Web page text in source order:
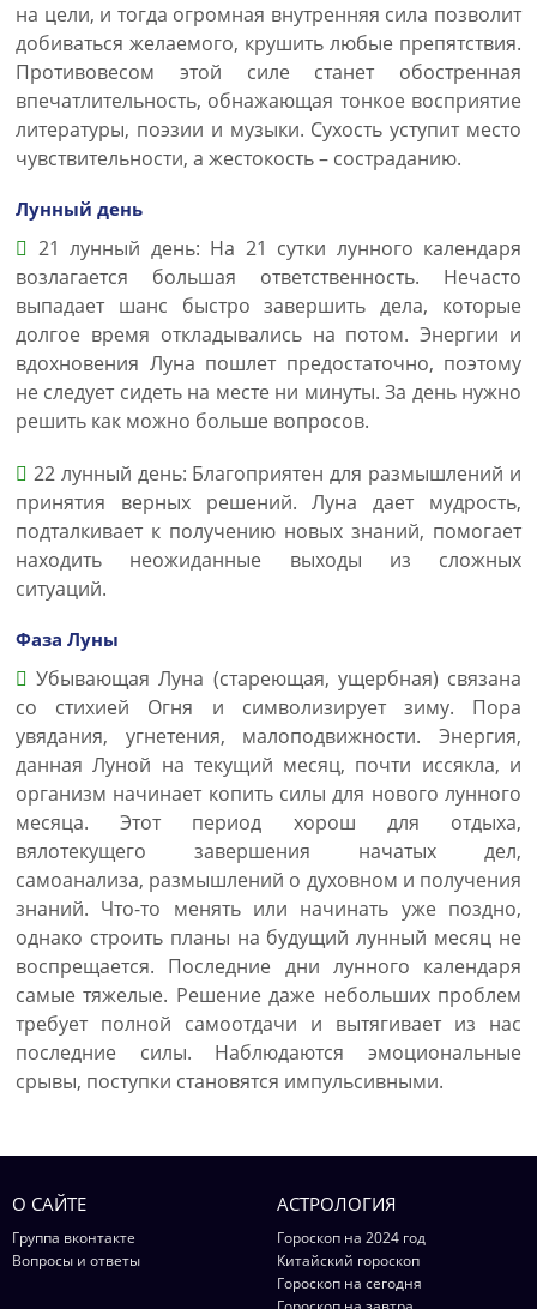
на цели, и тогда огромная внутренняя сила позволит
добиваться желаемого, крушить любые препятствия.
Противовесом этой силе станет обостренная
впечатлительность, обнажающая тонкое восприятие
литературы, поэзии и музыки. Сухость уступит место
чувствительности, а жестокость – состраданию.
Лунный день
21 лунный день: На 21 сутки лунного календаря
возлагается большая ответственность. Нечасто
выпадает шанс быстро завершить дела, которые
долгое время откладывались на потом. Энергии и
вдохновения Луна пошлет предостаточно, поэтому
не следует сидеть на месте ни минуты. За день нужно
решить как можно больше вопросов.
22 лунный день: Благоприятен для размышлений и
принятия верных решений. Луна дает мудрость,
подталкивает к получению новых знаний, помогает
находить неожиданные выходы из сложных
ситуаций.
Фаза Луны
Убывающая Луна (стареющая, ущербная) связана
со стихией Огня и символизирует зиму. Пора
увядания, угнетения, малоподвижности. Энергия,
данная Луной на текущий месяц, почти иссякла, и
организм начинает копить силы для нового лунного
месяца. Этот период хорош для отдыха,
вялотекущего завершения начатых дел,
самоанализа, размышлений о духовном и получения
знаний. Что-то менять или начинать уже поздно,
однако строить планы на будущий лунный месяц не
воспрещается. Последние дни лунного календаря
самые тяжелые. Решение даже небольших проблем
требует полной самоотдачи и вытягивает из нас
последние силы. Наблюдаются эмоциональные
срывы, поступки становятся импульсивными.
О САЙТЕ
Группа вконтакте
Вопросы и ответы
АСТРОЛОГИЯ
Гороскоп на 2024 год
Китайский гороскоп
Гороскоп на сегодня